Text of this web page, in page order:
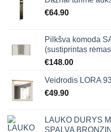
€64.90
Pilkšva komoda
(sustiprintas
€148.00
Veidrodis LORA
€49.90
LAUKO DURYS
SPALVA